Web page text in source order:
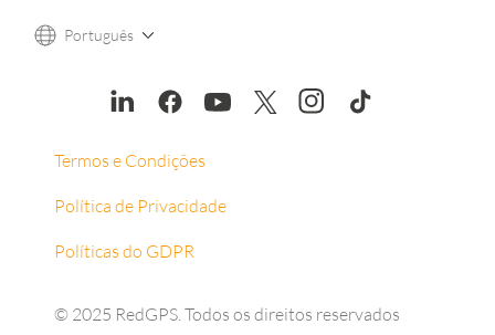
Português
Termos e Condições
Política de Privacidade
Políticas do GDPR
© 2025 RedGPS. Todos os direitos reservados